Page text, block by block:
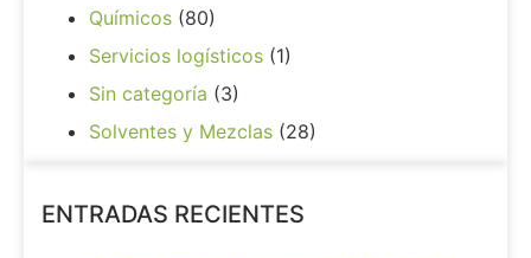
Químicos (80)
Servicios logísticos (1)
Sin categoría (3)
Solventes y Mezclas (28)
ENTRADAS RECIENTES